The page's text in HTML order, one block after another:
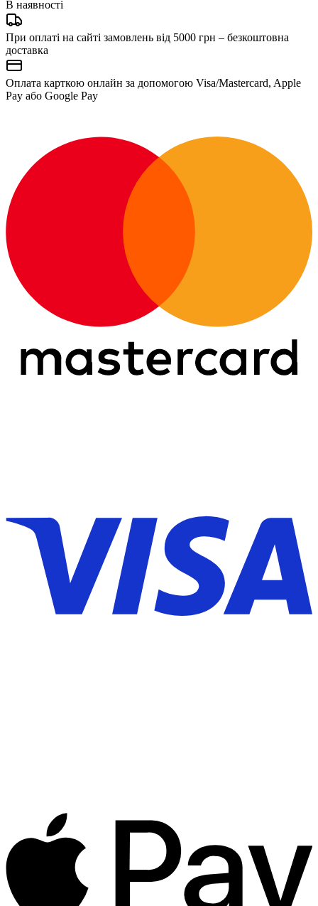
В наявності
При оплаті на сайті замовлень від 5000 грн – безкоштовна
доставка
Оплата карткою онлайн за допомогою Visa/Mastercard, Apple
Pay або Google Pay